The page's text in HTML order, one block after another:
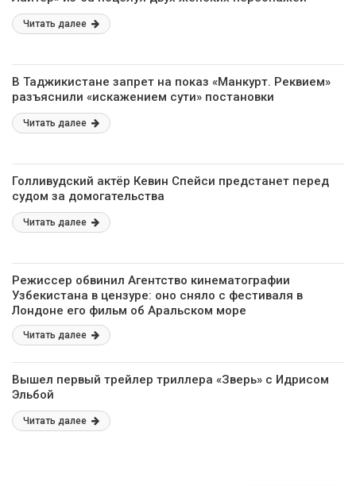
Читать далее
В Таджикистане запрет на показ «Манкурт. Реквием»
разъяснили «искажением сути» постановки
Читать далее
Голливудский актёр Кевин Спейси предстанет перед
судом за домогательства
Читать далее
Режиссер обвинил Агентство кинематографии
Узбекистана в цензуре: оно сняло с фестиваля в
Лондоне его фильм об Аральском море
Читать далее
Вышел первый трейлер триллера «Зверь» с Идрисом
Эльбой
Читать далее